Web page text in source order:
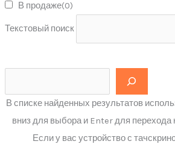
В продаже(0)
Текстовый поиск
В списке найденных результатов
вниз для выбора и Enter для перехода
Если у вас устройство с